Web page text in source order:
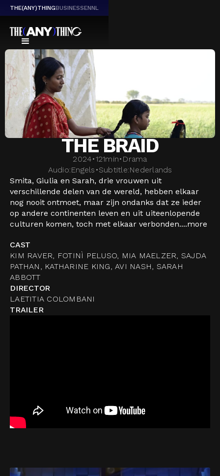
THE(ANY)THINGBUSINESSENNL
THE BRAID
2024•121min• Drama
Audio:Engels •Subtitle:Nederlands
Smita, Giulia en Sarah, drie vrouwen uit
verschillende delen van de wereld, hebben elkaar
nog nooit ontmoet, maar zijn ondanks dat ze ieder
op andere continenten leven en uit uiteenlopende
culturen komen, toch met elkaar verbonden....more
CAST
KIM RAVER, FOTINÌ PELUSO, MIA MAELZER, SAJDA
PATHAN, KATHARINE KING, AVI NASH, SARAH
ABBOTT
DIRECTOR
LAETITIA COLOMBANI
TRAILER